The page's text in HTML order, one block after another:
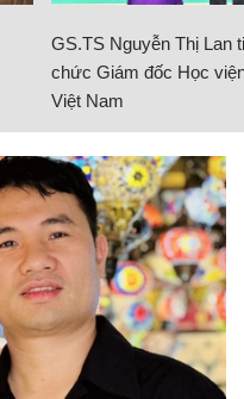
GS.TS Nguyễn Thị Lan
chức Giám đốc Học
Việt Nam